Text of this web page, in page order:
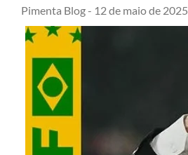
Pimenta Blog - 12 de maio de 2025